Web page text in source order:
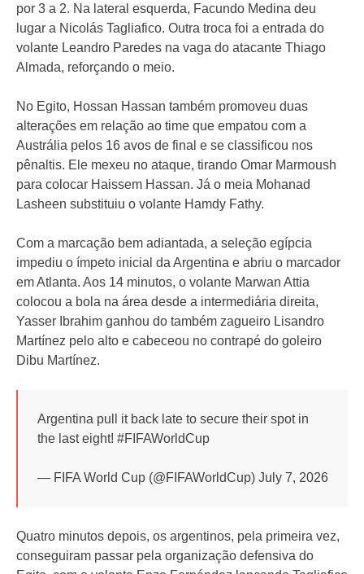
por 3 a 2. Na lateral esquerda, Facundo Medina deu
lugar a Nicolás Tagliafico. Outra troca foi a entrada do
volante Leandro Paredes na vaga do atacante Thiago
Almada, reforçando o meio.
No Egito, Hossan Hassan também promoveu duas
alterações em relação ao time que empatou com a
Austrália pelos 16 avos de final e se classificou nos
pênaltis. Ele mexeu no ataque, tirando Omar Marmoush
para colocar Haissem Hassan. Já o meia Mohanad
Lasheen substituiu o volante Hamdy Fathy.
Com a marcação bem adiantada, a seleção egípcia
impediu o ímpeto inicial da Argentina e abriu o marcador
em Atlanta. Aos 14 minutos, o volante Marwan Attia
colocou a bola na área desde a intermediária direita,
Yasser Ibrahim ganhou do também zagueiro Lisandro
Martínez pelo alto e cabeceou no contrapé do goleiro
Dibu Martínez.
Argentina pull it back late to secure their spot in
the last eight! #FIFAWorldCup
— FIFA World Cup (@FIFAWorldCup) July 7, 2026
Quatro minutos depois, os argentinos, pela primeira vez,
conseguiram passar pela organização defensiva do